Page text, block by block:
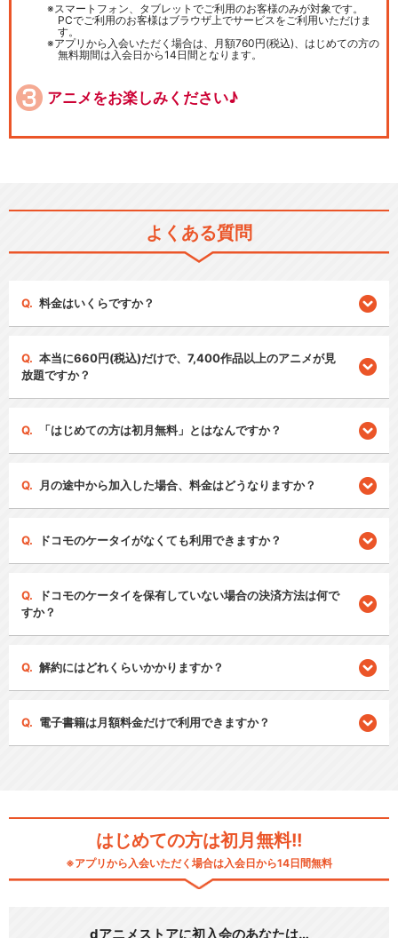
スマートフォン、タブレットでご利用のお客様のみが対象です。
PCでご利用のお客様はブラウザ上でサービスをご利用いただけま
す。
アプリから入会いただく場合は、月額760円(税込)、はじめての方の
無料期間は入会日から14日間となります。
アニメをお楽しみください♪
よくある質問
料金はいくらですか？
本当に660円(税込)だけで、7,400作品以上のアニメが見
放題ですか？
「はじめての方は初月無料」とはなんですか？
月の途中から加入した場合、料金はどうなりますか？
ドコモのケータイがなくても利用できますか？
ドコモのケータイを保有していない場合の決済方法は何で
すか？
解約にはどれくらいかかりますか？
電子書籍は月額料金だけで利用できますか？
はじめての方は初月無料!!
※アプリから入会いただく場合は入会日から14日間無料
dアニメストアに初入会のあなたは…